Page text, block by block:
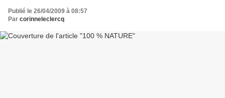
Publié le 26/04/2009 à 08:57
Par corinneleclercq